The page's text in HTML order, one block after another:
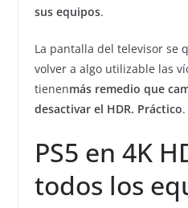
sus equipos.
La pantalla del televisor se
volver a algo utilizable las
tienenmás remedio que
desactivar el HDR. Práctico.
PS5 en 4K
todos los